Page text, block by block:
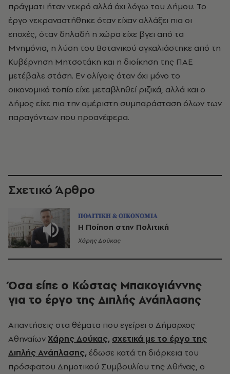
πράγματι ήταν νεκρό αλλά όχι λόγω του Δήμου. Το
έργο νεκραναστήθηκε όταν είχαν αλλάξει πια οι
εποχές, όταν δηλαδή η χώρα είχε βγει από τα
Μνημόνια, η λύση του Βοτανικού αγκαλιάστηκε από τη
Κυβέρνηση Μητσοτάκη και η διοίκηση της ΠΑΕ
μετέβαλε στάση. Εν ολίγοις όταν όχι μόνο το
οικονομικό τοπίο είχε μεταβληθεί ριζικά, αλλά και ο
Δήμος είχε πια την αμέριστη συμπαράσταση όλων των
παραγόντων που προανέφερα.
Σχετικό Άρθρο
ΠΟΛΙΤΙΚΗ & ΟΙΚΟΝΟΜΙΑ
Η Ποίηση στην Πολιτική
Χάρης Δούκας
Όσα είπε ο Κώστας Μπακογιάννης
για το έργο της Διπλής Ανάπλασης
Απαντήσεις στα θέματα που εγείρει ο Δήμαρχος
ΑθηναίωνΧάρης Δούκας, σχετικά με το έργο της
Διπλής Ανάπλασης, έδωσε κατά τη διάρκεια του
πρόσφατου Δημοτικού Συμβουλίου της Αθήνας, ο